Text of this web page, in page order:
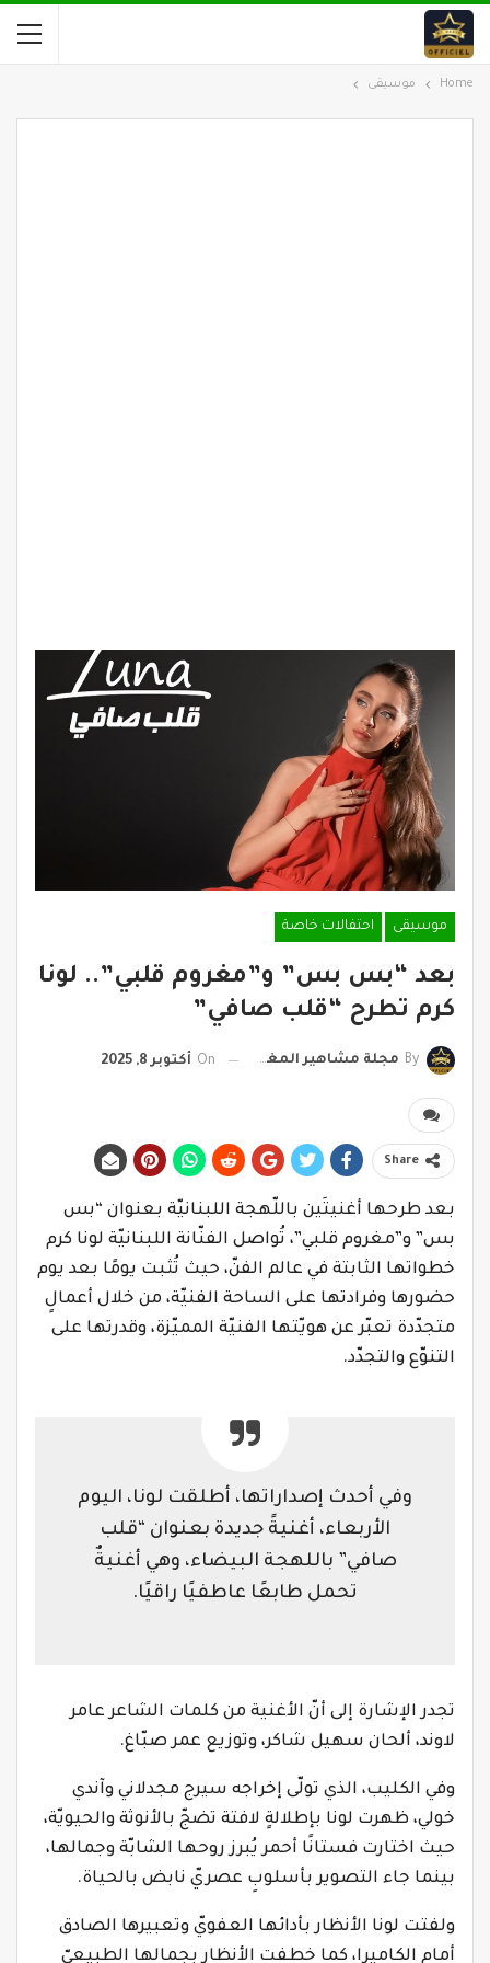
Home موسيقى
موسيقى احتفالات خاصة
بعد “بس بس” و”مغروم قلبي”.. لونا
كرم تطرح “قلب صافي”
By مجلة مشاهير المغرب On أكتوبر 8, 2025
Share
بعد طرحها أغنيتَين باللّهجة اللبنانيّة بعنوان “بس
بس” و”مغروم قلبي”، تُواصل الفنّانة اللبنانيّة لونا كرم
خطواتها الثابتة في عالم الفنّ، حيث تُثبت يومًا بعد يوم
حضورها وفرادتها على الساحة الفنيّة، من خلال أعمالٍ
متجدّدة تعبّر عن هويّتها الفنيّة المميّزة، وقدرتها على
التنوّع والتجدّد.
وفي أحدث إصداراتها، أطلقت لونا، اليوم
الأربعاء، أغنيةً جديدة بعنوان “قلب
صافي” باللهجة البيضاء، وهي أغنيةٌ
تحمل طابعًا عاطفيًا راقيًا.
تجدر الإشارة إلى أنّ الأغنية من كلمات الشاعر عامر
لاوند، ألحان سهيل شاكر، وتوزيع عمر صبّاغ.
وفي الكليب، الذي تولّى إخراجه سيرج مجدلاني وآندي
خولي، ظهرت لونا بإطلالةٍ لافتة تضجّ بالأنوثة والحيويّة،
حيث اختارت فستانًا أحمر يُبرز روحها الشابّة وجمالها،
بينما جاء التصوير بأسلوبٍ عصريّ نابض بالحياة.
ولفتت لونا الأنظار بأدائها العفويّ وتعبيرها الصادق
أمام الكاميرا، كما خطفت الأنظار بجمالها الطبيعيّ